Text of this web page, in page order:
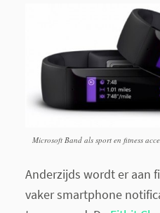
Microsoft Band als sport en fitness
Anderzijds wordt er aan
vaker smartphone